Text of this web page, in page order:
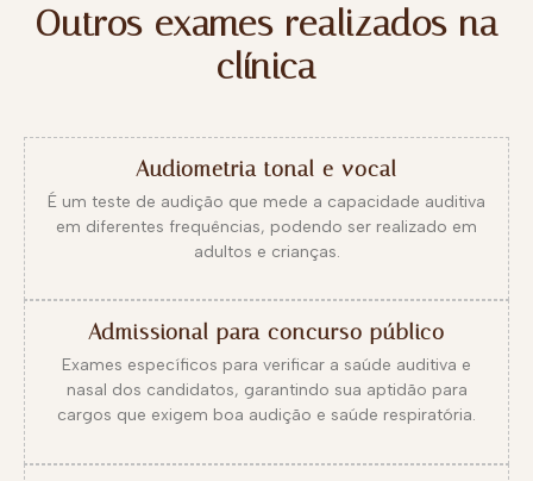
Outros exames realizados na
clínica
Audiometria tonal e vocal
É um teste de audição que mede a capacidade auditiva
em diferentes frequências, podendo ser realizado em
adultos e crianças.
Admissional para concurso público
Exames específicos para verificar a saúde auditiva e
nasal dos candidatos, garantindo sua aptidão para
cargos que exigem boa audição e saúde respiratória.